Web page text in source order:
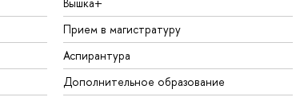
Прием в магистратуру
Аспирантура
Дополнительное образование